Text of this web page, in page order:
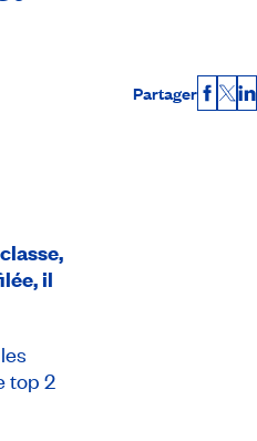
Partager X
il
top 2